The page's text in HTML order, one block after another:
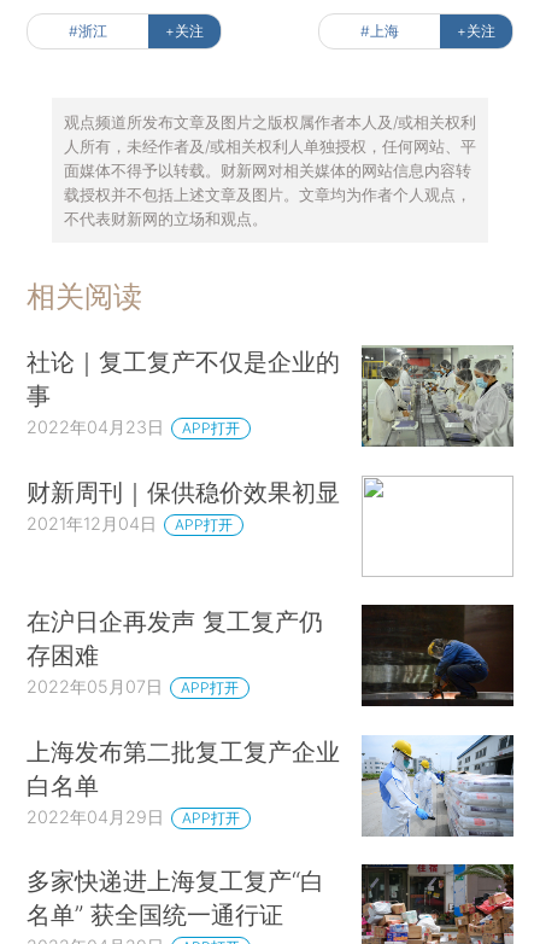
#浙江 +关注 #上海 +关注
观点频道所发布文章及图片之版权属作者本人及/或相关权利
人所有，未经作者及/或相关权利人单独授权，任何网站、平
面媒体不得予以转载。财新网对相关媒体的网站信息内容转
载授权并不包括上述文章及图片。文章均为作者个人观点，
不代表财新网的立场和观点。
相关阅读
社论｜复工复产不仅是企业的
事
2022年04月23日 APP打开
财新周刊｜保供稳价效果初显
2021年12月04日 APP打开
在沪日企再发声 复工复产仍
存困难
2022年05月07日 APP打开
上海发布第二批复工复产企业
白名单
2022年04月29日 APP打开
多家快递进上海复工复产“白
名单” 获全国统一通行证